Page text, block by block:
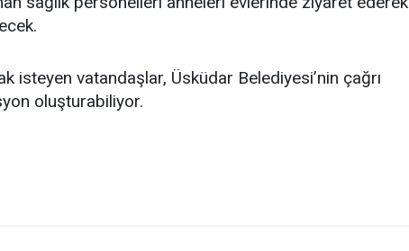
isteyen vatandaşlar, Üsküdar Belediyesi’nin çağrı
oluşturabiliyor.